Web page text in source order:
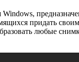
придать
любые